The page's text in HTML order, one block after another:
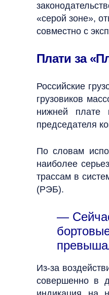
«серой зоне»,
совместно с
Плати за
Российские
грузовиков
нижней плате
председателя
По словам
наиболее
трассам в
(РЭБ).
—
Из-за
совершенно в